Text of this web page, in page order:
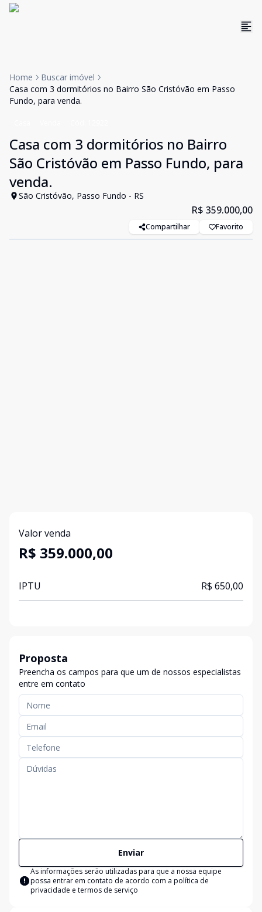
Home
Buscar imóvel
Casa com 3 dormitórios no Bairro São Cristóvão em Passo
Fundo, para venda.
Casa com 3 dormitórios no Bairro
São Cristóvão em Passo Fundo, para
venda.
São Cristóvão, Passo Fundo - RS
R$ 359.000,00
Compartilhar Favorito
Valor venda
R$ 359.000,00
IPTU R$ 650,00
Proposta
Preencha os campos para que um de nossos especialistas
entre em contato
Enviar
As informações serão utilizadas para que a nossa equipe
possa entrar em contato de acordo com a política de
privacidade e termos de serviço